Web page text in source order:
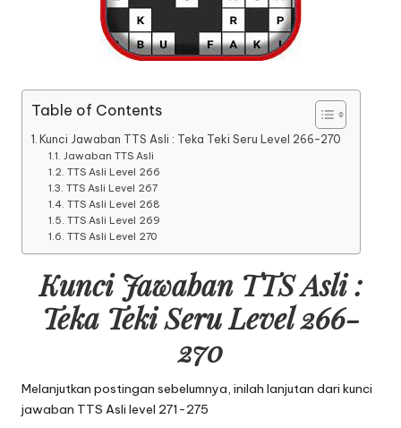
Table of Contents
Kunci Jawaban TTS Asli : Teka Teki Seru Level 266-270
Jawaban TTS Asli
TTS Asli Level 266
TTS Asli Level 267
TTS Asli Level 268
TTS Asli Level 269
TTS Asli Level 270
Kunci Jawaban TTS Asli :
Teka Teki Seru Level 266-
270
Melanjutkan postingan sebelumnya, inilah lanjutan dari kunci
jawaban TTS Asli level 271-275